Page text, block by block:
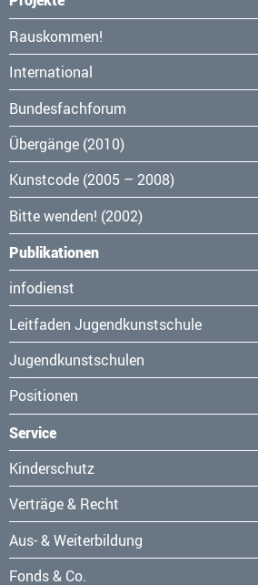
Navigation
überspringen
Rauskommen!
International
Bundesfachforum
Übergänge (2010)
Kunstcode (2005 – 2008)
Bitte wenden! (2002)
Publikationen
Navigation
überspringen
infodienst
Leitfaden Jugendkunstschule
Jugendkunstschulen
Positionen
Service
Navigation
überspringen
Kinderschutz
Verträge & Recht
Aus- & Weiterbildung
Fonds & Co.